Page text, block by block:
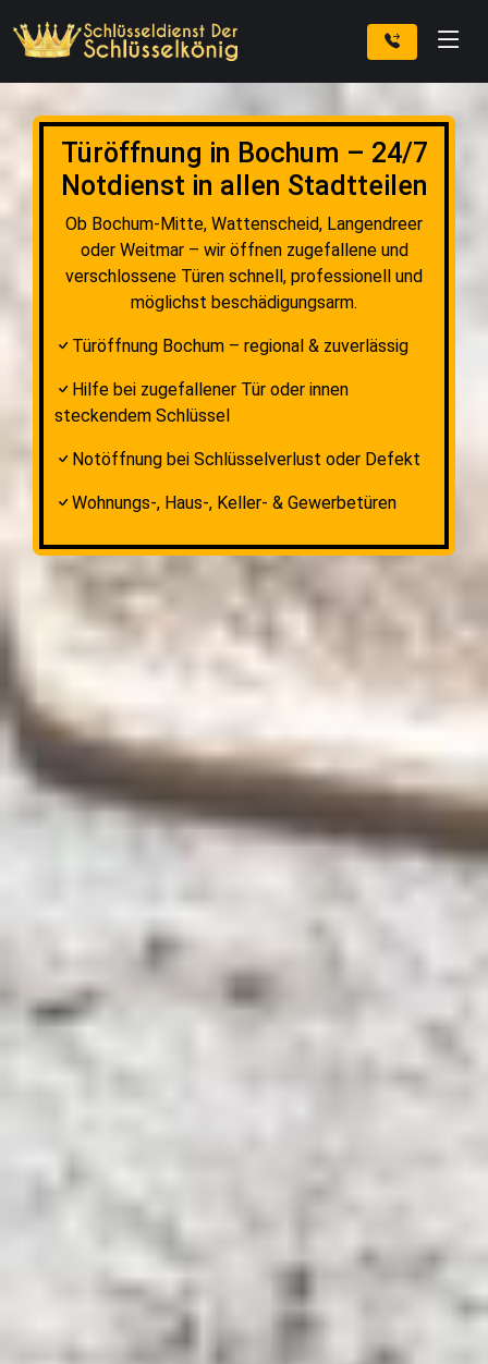
Türöffnung in Bochum – 24/7
Notdienst in allen Stadtteilen
Ob Bochum-Mitte, Wattenscheid, Langendreer
oder Weitmar – wir öffnen zugefallene und
verschlossene Türen schnell, professionell und
möglichst beschädigungsarm.
Türöffnung Bochum – regional & zuverlässig
Hilfe bei zugefallener Tür oder innen
steckendem Schlüssel
Notöffnung bei Schlüsselverlust oder Defekt
Wohnungs-, Haus-, Keller- & Gewerbetüren